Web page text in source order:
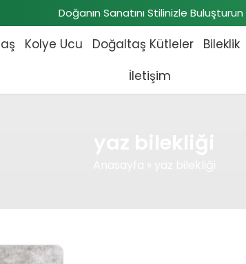
Doğanın Sanatını Stilinizle Buluşturun
Kolye Ucu Doğaltaş Kütleler Bileklik
İletişim
₺1.886,00.
Şu andaki fiyat: ₺1.725,00.